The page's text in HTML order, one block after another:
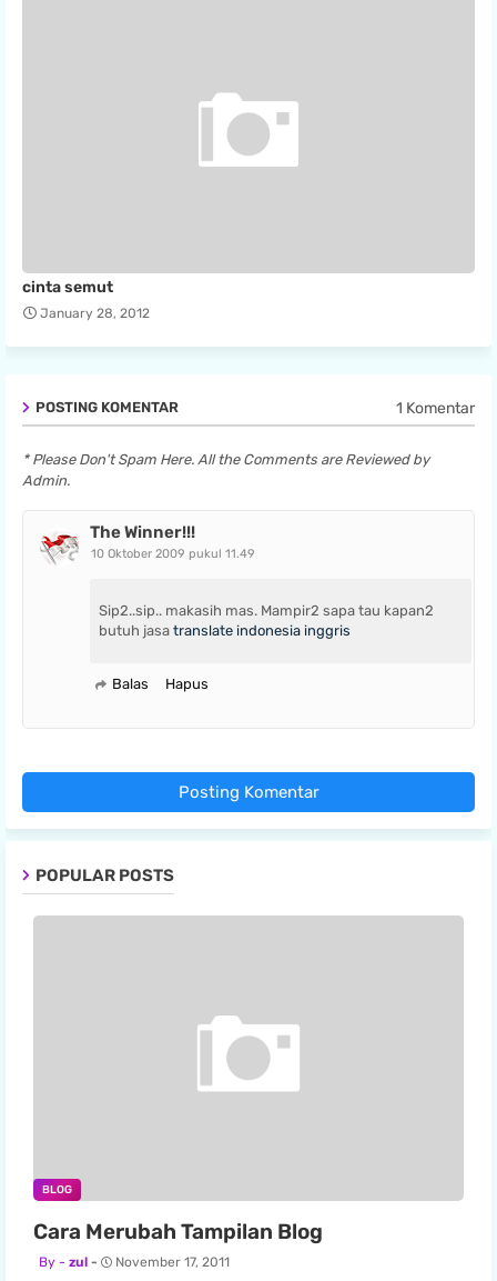
cinta semut
January 28, 2012
POSTING KOMENTAR 1 Komentar
* Please Don't Spam Here. All the Comments are Reviewed by
Admin.
The Winner!!!
10 Oktober 2009 pukul 11.49
Sip2..sip.. makasih mas. Mampir2 sapa tau kapan2
butuh jasa translate indonesia inggris
Balas Hapus
Posting Komentar
POPULAR POSTS
BLOG
Cara Merubah Tampilan Blog
zul November 17, 2011